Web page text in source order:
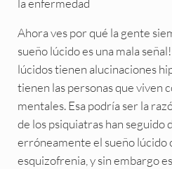
la enfermedad
Ahora ves por qué la gente
sueño lúcido es una mala
lúcidos tienen alucinaciones
tienen las personas que viven
mentales. Esa podría ser la
de los psiquiatras han seguido
erróneamente el sueño lúcido
esquizofrenia, y sin embargo